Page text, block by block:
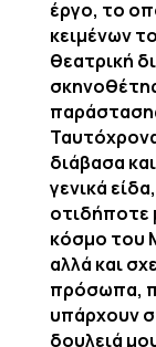
έργο, το
κειμένων
θεατρική
διάβασα
γενικά
οτιδήποτε
κόσμο του
αλλά και
πρόσωπα,
υπάρχουν
δουλειά